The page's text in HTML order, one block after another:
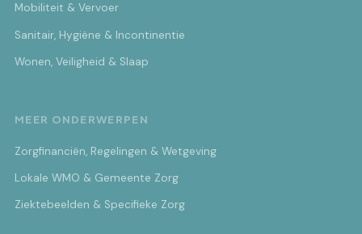
Mobiliteit & Vervoer
Sanitair, Hygiëne & Incontinentie
Wonen, Veiligheid & Slaap
MEER ONDERWERPEN
Zorgfinanciën, Regelingen & Wetgeving
Lokale WMO & Gemeente Zorg
Ziektebeelden & Specifieke Zorg